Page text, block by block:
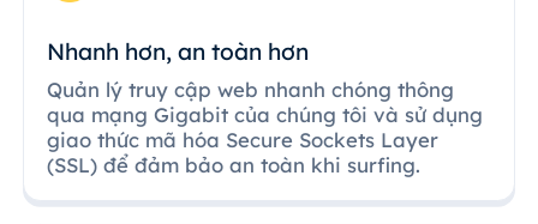
Nhanh hơn, an toàn hơn
Quản lý truy cập web nhanh chóng thông
qua mạng Gigabit của chúng tôi và sử dụng
giao thức mã hóa Secure Sockets Layer
(SSL) để đảm bảo an toàn khi surfing.